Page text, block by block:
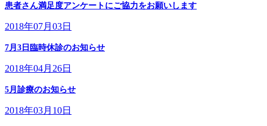
患者さん満足度アンケートにご協力をお願いします
2018年07月03日
7月3日臨時休診のお知らせ
2018年04月26日
5月診療のお知らせ
2018年03月10日